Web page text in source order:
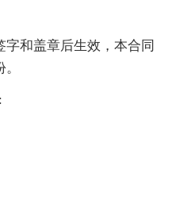
和盖章后生效，本合同